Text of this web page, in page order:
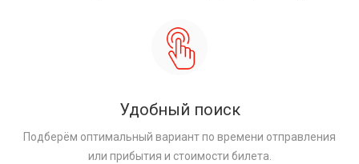
Удобный поиск
Подберём оптимальный вариант по времени отправления
или прибытия и стоимости билета.